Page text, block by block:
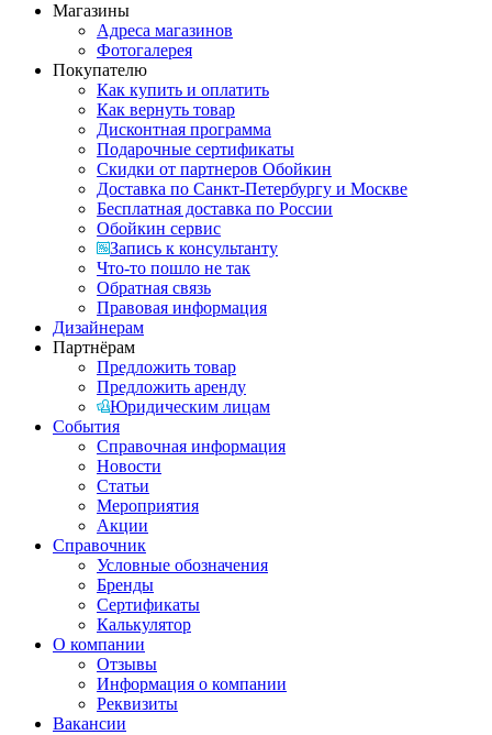
Магазины
Адреса магазинов
Фотогалерея
Покупателю
Как купить и оплатить
Как вернуть товар
Дисконтная программа
Подарочные сертификаты
Скидки от партнеров Обойкин
Доставка по Санкт-Петербургу и Москве
Бесплатная доставка по России
Обойкин сервис
Запись к консультанту
Что-то пошло не так
Обратная связь
Правовая информация
Дизайнерам
Партнёрам
Предложить товар
Предложить аренду
Юридическим лицам
События
Справочная информация
Новости
Статьи
Мероприятия
Акции
Справочник
Условные обозначения
Бренды
Сертификаты
Калькулятор
О компании
Отзывы
Информация о компании
Реквизиты
Вакансии